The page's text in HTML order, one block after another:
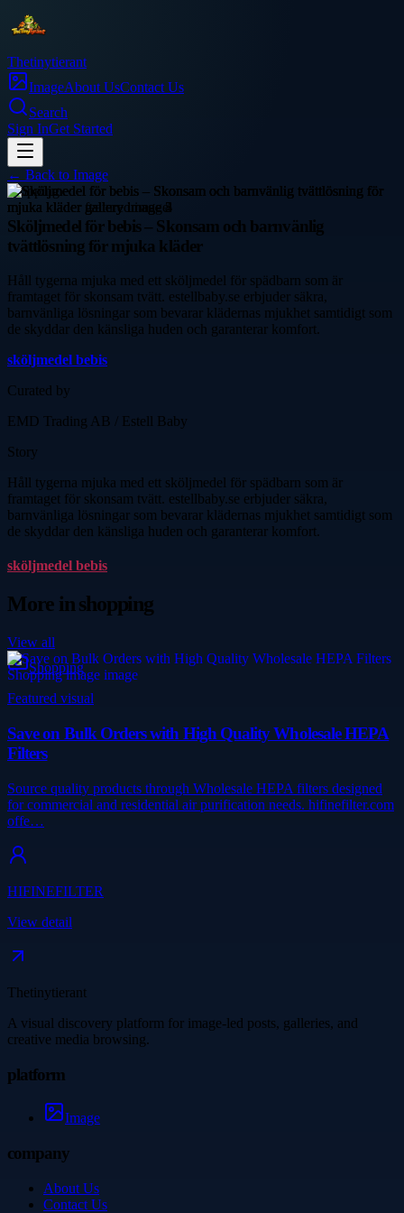
Thetinytierant
ImageAbout UsContact Us
Search
Sign InGet Started
← Back to Image
shopping
Sköljmedel för bebis – Skonsam och barnvänlig
tvättlösning för mjuka kläder
Håll tygerna mjuka med ett sköljmedel för spädbarn som är
framtaget för skonsam tvätt. estellbaby.se erbjuder säkra,
barnvänliga lösningar som bevarar klädernas mjukhet samtidigt som
de skyddar den känsliga huden och garanterar komfort.
sköljmedel bebis
Curated by
EMD Trading AB / Estell Baby
Story
Håll tygerna mjuka med ett sköljmedel för spädbarn som är
framtaget för skonsam tvätt. estellbaby.se erbjuder säkra,
barnvänliga lösningar som bevarar klädernas mjukhet samtidigt som
de skyddar den känsliga huden och garanterar komfort.
sköljmedel bebis
More inshopping
View all
Shopping
Featured visual
Save on Bulk Orders with High Quality Wholesale HEPA
Filters
Source quality products through Wholesale HEPA filters designed
for commercial and residential air purification needs. hifinefilter.com
offe…
HIFINEFILTER
View detail
Thetinytierant
A visual discovery platform for image-led posts, galleries, and
creative media browsing.
platform
Image
company
About Us
Contact Us